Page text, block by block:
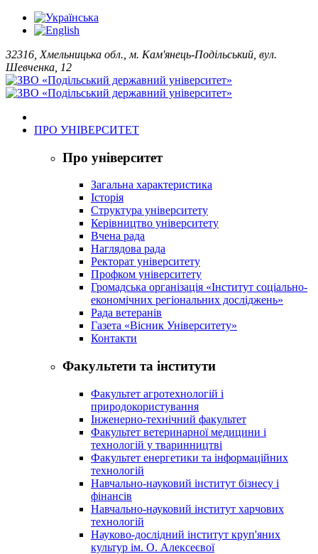
32316, Хмельницька обл., м. Кам'янець-Подільський, вул.
Шевченка, 12
ПРО УНІВЕРСИТЕТ
Про університет
Загальна характеристика
Історія
Структура університету
Керівництво університету
Вчена рада
Наглядова рада
Ректорат університету
Профком університету
Громадська організація «Інститут соціально-
економічних регіональних досліджень»
Рада ветеранів
Газета «Вісник Університету»
Контакти
Факультети та інститути
Факультет агротехнологій і
природокористування
Інженерно-технічний факультет
Факультет ветеринарної медицини і
технологій у тваринництві
Факультет енергетики та інформаційних
технологій
Навчально-науковий інститут бізнесу і
фінансів
Навчально-науковий інститут харчових
технологій
Науково-дослідний інститут круп'яних
культур ім. О. Алексеєвої